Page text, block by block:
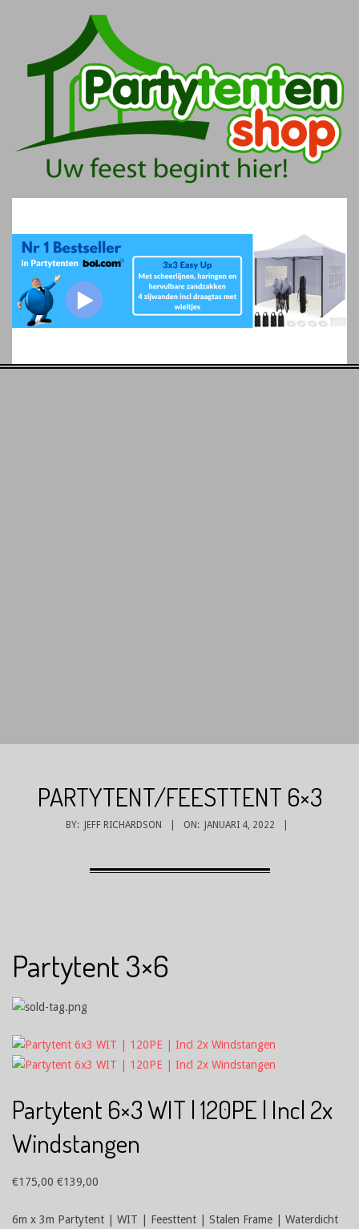
PARTYTENT/FEESTTENT 6×3
BY: JEFF RICHARDSON ON: JANUARI 4, 2022
Partytent 3×6
Partytent 6×3 WIT | 120PE | Incl 2x
Windstangen
€175,00 €139,00
6m x 3m Partytent | WIT | Feesttent | Stalen Frame | Waterdicht